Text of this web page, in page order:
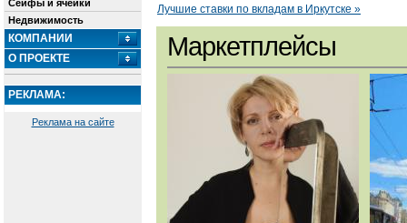
Сейфы и ячейки
Недвижимость
КОМПАНИИ
О ПРОЕКТЕ
РЕКЛАМА:
Реклама на сайте
Лучшие ставки по вкладам в Иркутске »
Маркетплейсы